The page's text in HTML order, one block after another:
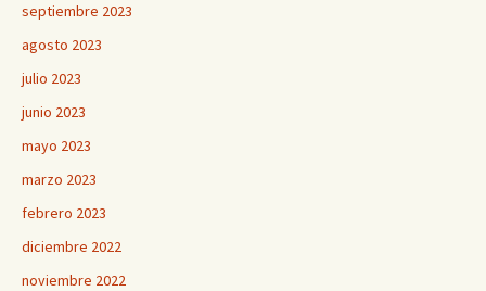
septiembre 2023
agosto 2023
julio 2023
junio 2023
mayo 2023
marzo 2023
febrero 2023
diciembre 2022
noviembre 2022